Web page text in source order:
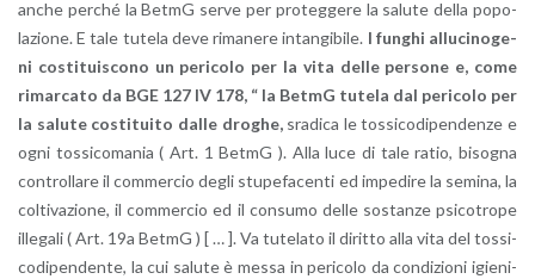
anche per­ché la BetmG serve per pro­teg­ge­re la sa­lu­te della po­po­
la­zio­ne. E tale tu­te­la deve ri­ma­ne­re in­tan­gi­bi­le. I fun­ghi al­lu­ci­no­ge­
ni co­sti­tui­sco­no un pe­ri­co­lo per la vita delle per­so­ne e, come
ri­mar­ca­to da BGE 127 IV 178, “ la BetmG tu­te­la dal pe­ri­co­lo per
la sa­lu­te co­sti­tui­to dalle dro­ghe, sra­di­ca le tos­si­co­di­pen­den­ze e
ogni tos­si­co­ma­nia ( Art. 1 BetmG ). Alla luce di tale ratio, bi­so­gna
con­trol­la­re il com­mer­cio degli stu­pe­fa­cen­ti ed im­pe­di­re la se­mi­na, la
col­ti­va­zio­ne, il com­mer­cio ed il con­su­mo delle so­stan­ze psi­co­tro­pe
il­le­ga­li ( Art. 19a BetmG ) [ … ]. Va tu­te­la­to il di­rit­to alla vita del tos­si­
co­di­pen­den­te, la cui sa­lu­te è messa in pe­ri­co­lo da con­di­zio­ni igie­ni­